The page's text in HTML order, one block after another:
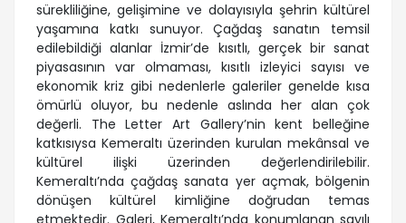
sürekliliğine, gelişimine ve dolayısıyla şehrin kültürel
yaşamına katkı sunuyor. Çağdaş sanatın temsil
edilebildiği alanlar İzmir’de kısıtlı, gerçek bir sanat
piyasasının var olmaması, kısıtlı izleyici sayısı ve
ekonomik kriz gibi nedenlerle galeriler genelde kısa
ömürlü oluyor, bu nedenle aslında her alan çok
değerli. The Letter Art Gallery’nin kent belleğine
katkısıysa Kemeraltı üzerinden kurulan mekânsal ve
kültürel ilişki üzerinden değerlendirilebilir.
Kemeraltı’nda çağdaş sanata yer açmak, bölgenin
dönüşen kültürel kimliğine doğrudan temas
etmektedir. Galeri, Kemeraltı’nda konumlanan sayılı